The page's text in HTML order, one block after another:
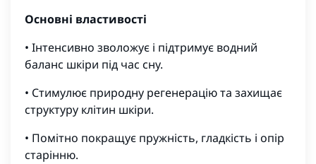
Основні властивості
• Інтенсивно зволожує і підтримує водний
баланс шкіри під час сну.
• Стимулює природну регенерацію та захищає
структуру клітин шкіри.
• Помітно покращує пружність, гладкість і опір
старінню.